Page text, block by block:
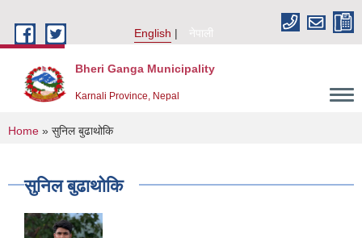
English
नेपाली
Bheri Ganga Municipality
Karnali Province, Nepal
You are here
Home » सुनिल बुढाथोकि
सुनिल बुढाथोकि